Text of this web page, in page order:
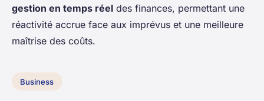
gestion en temps réel des finances, permettant une
réactivité accrue face aux imprévus et une meilleure
maîtrise des coûts.
Business